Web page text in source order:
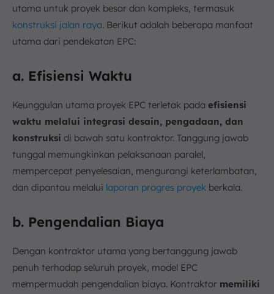
utama untuk proyek besar dan kompleks, termasuk
konstruksi jalan raya. Berikut adalah beberapa manfaat
utama dari pendekatan EPC:
a. Efisiensi Waktu
Keunggulan utama proyek EPC terletak pada efisiensi
waktu melalui integrasi desain, pengadaan, dan
konstruksi di bawah satu kontraktor. Tanggung jawab
tunggal memungkinkan pelaksanaan paralel,
mempercepat penyelesaian, mengurangi keterlambatan,
dan dipantau melalui laporan progres proyek berkala.
b. Pengendalian Biaya
Dengan kontraktor utama yang bertanggung jawab
penuh terhadap seluruh proyek, model EPC
mempermudah pengendalian biaya. Kontraktor memiliki